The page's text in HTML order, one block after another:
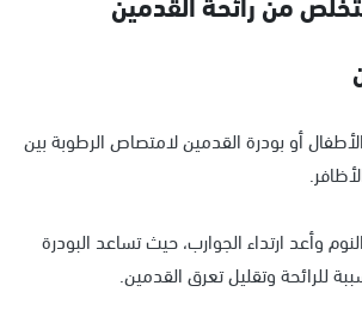
أو بودرة القدمين لامتصاص الرطوبة بين
وأعد ارتداء الجوارب، حيث تساعد البودرة
للرائحة وتقليل تعرق القدمين.